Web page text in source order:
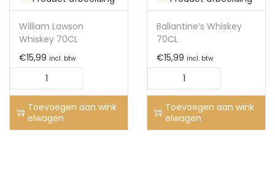
William Lawson
Whiskey 70CL
€15,99 incl. btw
Toevoegen aan wink
elwagen
Ballantine’s Whiskey
70CL
€15,99 incl. btw
Toevoegen aan wink
elwagen